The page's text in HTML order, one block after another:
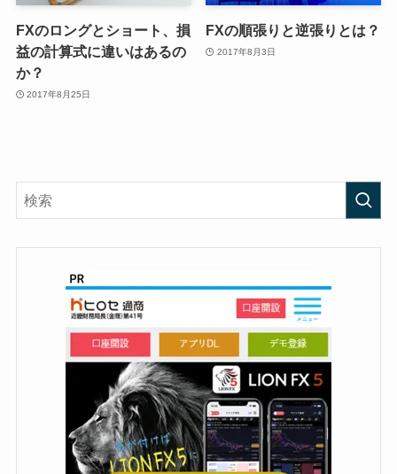
FXのロングとショート、損
益の計算式に違いはあるの
か？
2017年8月25日
FXの順張りと逆張りとは？
2017年8月3日